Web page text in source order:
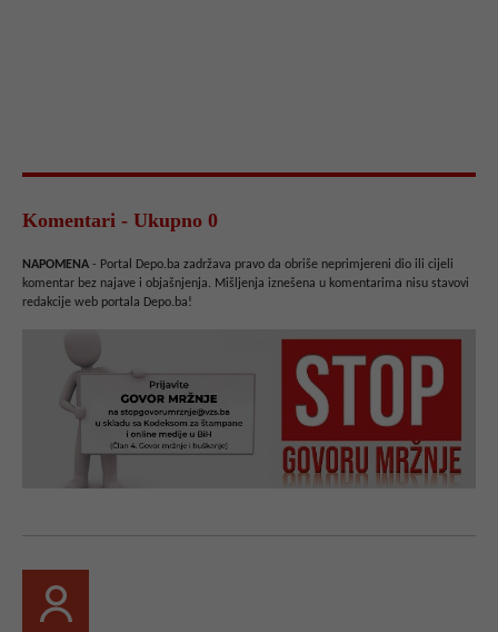
Komentari - Ukupno 0
NAPOMENA - Portal Depo.ba zadržava pravo da obriše neprimjereni dio ili cijeli
komentar bez najave i objašnjenja. Mišljenja iznešena u komentarima nisu stavovi
redakcije web portala Depo.ba!